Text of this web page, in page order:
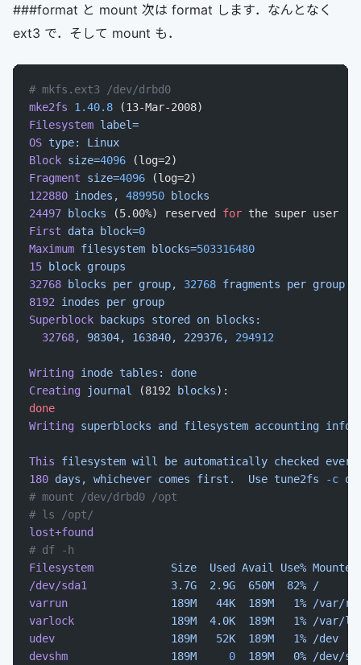
###format と mount 次は format します．なんとなく
ext3 で．そして mount も．
# mkfs.ext3 /dev/drbd0
mke2fs 1.40.8 (13-Mar-2008)
Filesystem label=
OS type:
Linux
Block size=4096 (log=2)
Fragment size=4096 (log=2)
122880 inodes, 489950 blocks
24497 blocks (5.00%) reserved for the super user
First data block=0
Maximum filesystem blocks=503316480
15 block groups
32768 blocks per group, 32768 fragments per group
8192 inodes per group
Superblock backups stored on blocks:
  32768,
98304, 163840, 229376, 294912
Writing inode tables:
done
Creating journal (8192 blocks):
done
Writing superblocks and filesystem accounting
This filesystem will be automatically checked every
180 days, whichever comes first.
  Use
tune2fs -c or
# mount /dev/drbd0 /opt
# ls /opt/
lost+found
# df -h
Filesystem
            Size
  Used
Avail Use% Mounted
/dev/sda1
             3.7G
  2.9G
  650M
  82%
/
varrun
                189M
   44K
  189M
   1%
/var/
varlock
               189M
  4.0K
  189M
   1%
/var/
udev
                  189M
   52K
  189M
   1%
/dev
devshm
                189M
     0
  189M
   0%
/dev/